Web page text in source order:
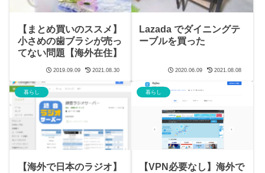
【まとめ買いのススメ】
小さめの歯ブラシが売っ
てない問題【海外在住】
2019.09.09 2021.08.30
Lazada でダイニングテ
ーブルを買った
2020.06.09 2021.08.08
暮らし
【海外で日本のラジオ】
暮らし
【VPN必要なし】海外で